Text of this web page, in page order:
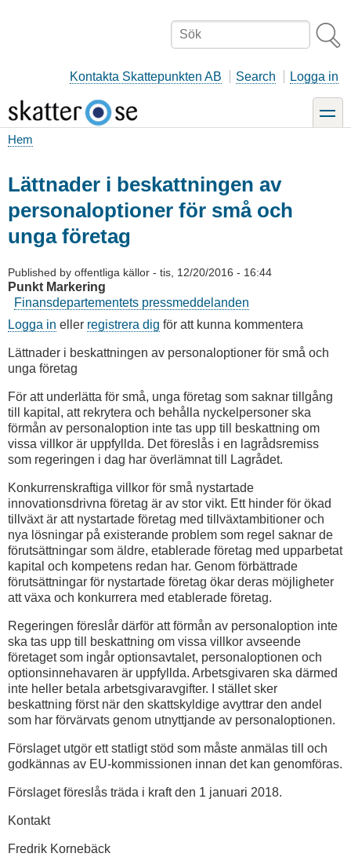
Sök
Kontakta Skattepunkten AB Search Logga in
toggle
Hem
Lättnader i beskattningen av
personaloptioner för små och
unga företag
Published by offentliga källor - tis, 12/20/2016 - 16:44
Punkt Markering
Finansdepartementets pressmeddelanden
Logga in eller registrera dig för att kunna kommentera
Lättnader i beskattningen av personaloptioner för små och
unga företag
För att underlätta för små, unga företag som saknar tillgång
till kapital, att rekrytera och behålla nyckelpersoner ska
förmån av personaloption inte tas upp till beskattning om
vissa villkor är uppfyllda. Det föreslås i en lagrådsremiss
som regeringen i dag har överlämnat till Lagrådet.
Konkurrenskraftiga villkor för små nystartade
innovationsdrivna företag är av stor vikt. Ett hinder för ökad
tillväxt är att nystartade företag med tillväxtambitioner och
nya lösningar på existerande problem som regel saknar de
förutsättningar som äldre, etablerade företag med upparbetat
kapital och kompetens redan har. Genom förbättrade
förutsättningar för nystartade företag ökar deras möjligheter
att växa och konkurrera med etablerade företag.
Regeringen föreslår därför att förmån av personaloption inte
ska tas upp till beskattning om vissa villkor avseende
företaget som ingår options­avtalet, personaloptionen och
optionsinnehavaren är uppfyllda. Arbets­givaren ska därmed
inte heller betala arbetsgivaravgifter. I stället sker
beskattning först när den skattskyldige avyttrar den andel
som har förvärvats genom utnyttjande av personaloptionen.
Förslaget utgör ett statligt stöd som måste anmälas till och
godkännas av EU-kommissionen innan det kan genomföras.
Förslaget föreslås träda i kraft den 1 januari 2018.
Kontakt
Fredrik Kornebäck